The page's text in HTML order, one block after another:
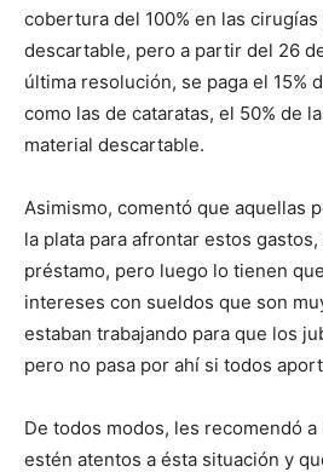
cobertura del 100% en las
descartable, pero a partir del 26
última resolución, se paga el 15%
como las de cataratas, el 50% de
material descartable.
Asimismo, comentó que aquellas
la plata para afrontar estos
préstamo, pero luego lo tienen
intereses con sueldos que son
estaban trabajando para que los
pero no pasa por ahí si todos
De todos modos, les recomendó
estén atentos a ésta situación y